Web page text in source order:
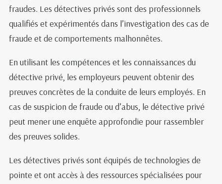
fraudes. Les détectives privés sont des professionnels
qualifiés et expérimentés dans l’investigation des cas de
fraude et de comportements malhonnêtes.
En utilisant les compétences et les connaissances du
détective privé, les employeurs peuvent obtenir des
preuves concrètes de la conduite de leurs employés. En
cas de suspicion de fraude ou d’abus, le détective privé
peut mener une enquête approfondie pour rassembler
des preuves solides.
Les détectives privés sont équipés de technologies de
pointe et ont accès à des ressources spécialisées pour